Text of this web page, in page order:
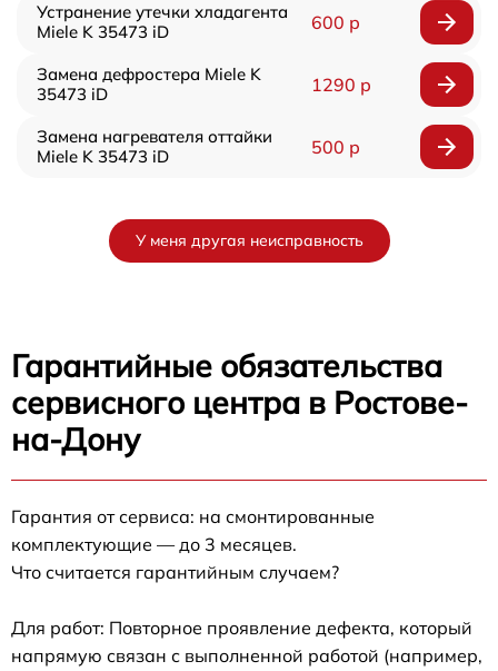
Устранение утечки хладагента
Miele K 35473 iD
600 р
Замена дефростера Miele K
35473 iD
1290 р
Замена нагревателя оттайки
Miele K 35473 iD
500 р
У меня другая неисправность
Гарантийные обязательства
сервисного центра в Ростове-
на-Дону
Гарантия от сервиса: на смонтированные
комплектующие — до 3 месяцев.
Что считается гарантийным случаем?
Для работ: Повторное проявление дефекта, который
напрямую связан с выполненной работой (например,